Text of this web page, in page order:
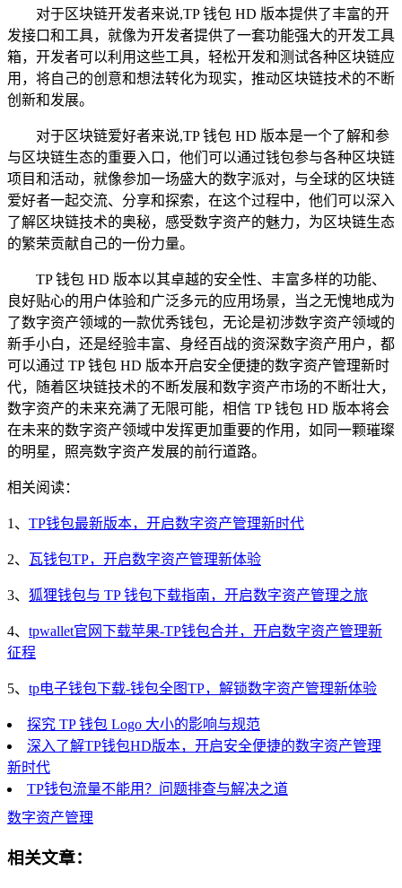
对于区块链开发者来说,TP 钱包 HD 版本提供了丰富的开
发接口和工具，就像为开发者提供了一套功能强大的开发工具
箱，开发者可以利用这些工具，轻松开发和测试各种区块链应
用，将自己的创意和想法转化为现实，推动区块链技术的不断
创新和发展。
对于区块链爱好者来说,TP 钱包 HD 版本是一个了解和参
与区块链生态的重要入口，他们可以通过钱包参与各种区块链
项目和活动，就像参加一场盛大的数字派对，与全球的区块链
爱好者一起交流、分享和探索，在这个过程中，他们可以深入
了解区块链技术的奥秘，感受数字资产的魅力，为区块链生态
的繁荣贡献自己的一份力量。
TP 钱包 HD 版本以其卓越的安全性、丰富多样的功能、
良好贴心的用户体验和广泛多元的应用场景，当之无愧地成为
了数字资产领域的一款优秀钱包，无论是初涉数字资产领域的
新手小白，还是经验丰富、身经百战的资深数字资产用户，都
可以通过 TP 钱包 HD 版本开启安全便捷的数字资产管理新时
代，随着区块链技术的不断发展和数字资产市场的不断壮大，
数字资产的未来充满了无限可能，相信 TP 钱包 HD 版本将会
在未来的数字资产领域中发挥更加重要的作用，如同一颗璀璨
的明星，照亮数字资产发展的前行道路。
相关阅读：
1、 TP钱包最新版本，开启数字资产管理新时代
2、 瓦钱包TP，开启数字资产管理新体验
3、 狐狸钱包与 TP 钱包下载指南，开启数字资产管理之旅
4、 tpwallet官网下载苹果-TP钱包合并，开启数字资产管理新
征程
5、 tp电子钱包下载-钱包全图TP，解锁数字资产管理新体验
探究 TP 钱包 Logo 大小的影响与规范
深入了解TP钱包HD版本，开启安全便捷的数字资产管理
新时代
TP钱包流量不能用？问题排查与解决之道
数字资产管理
相关文章：